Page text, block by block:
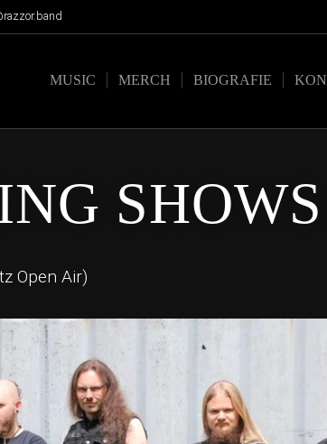
MUSIC MERCH BIOGRAFIE
Open Air)